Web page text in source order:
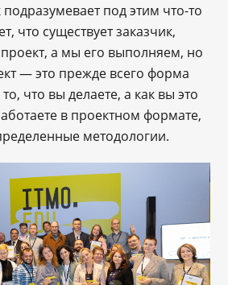
под этим что-то
что существует заказчик,
а мы его выполняем, но
— это прежде всего форма
что вы делаете, а как вы это
в проектном формате,
методологии.